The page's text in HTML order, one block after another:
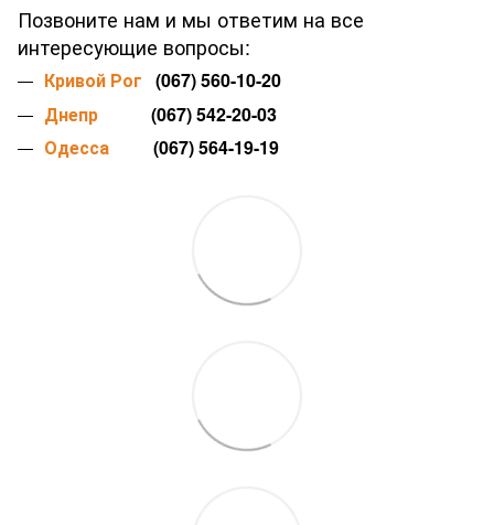
Позвоните нам и мы ответим на все
интересующие вопросы:
Кривой Рог (067) 560-10-20
Днепр (067) 542-20-03
Одесса (067) 564-19-19